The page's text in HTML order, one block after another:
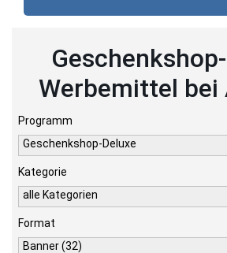
Werbemittel bei
Programm
Geschenkshop-Deluxe
Kategorie
alle Kategorien
Format
Banner (32)